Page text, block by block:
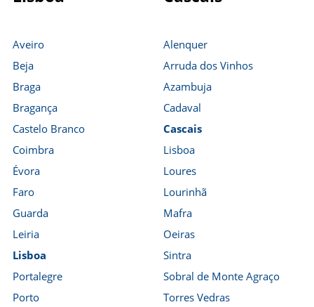
Aveiro
Beja
Braga
Bragança
Castelo Branco
Coimbra
Évora
Faro
Guarda
Leiria
Lisboa
Portalegre
Porto
Alenquer
Arruda dos Vinhos
Azambuja
Cadaval
Cascais
Lisboa
Loures
Lourinhã
Mafra
Oeiras
Sintra
Sobral de Monte Agraço
Torres Vedras